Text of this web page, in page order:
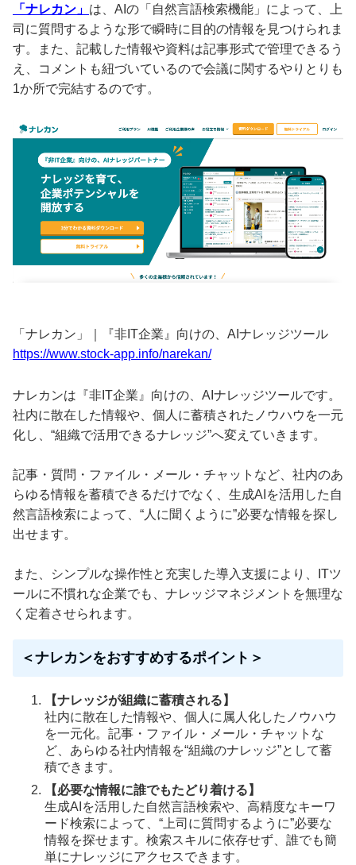
「ナレカン」 は、AIの「自然言語検索機能」によって、上
司に質問するような形で瞬時に目的の情報を見つけられま
す。また、記載した情報や資料は記事形式で管理できるう
え、コメントも紐づいているので会議に関するやりとりも
1か所で完結するのです。
「ナレカン」｜『非IT企業』向けの、AIナレッジツール
https://www.stock-app.info/narekan/
ナレカンは『非IT企業』向けの、AIナレッジツールです。
社内に散在した情報や、個人に蓄積されたノウハウを一元
化し、“組織で活用できるナレッジ”へ変えていきます。
記事・質問・ファイル・メール・チャットなど、社内のあ
らゆる情報を蓄積できるだけでなく、生成AIを活用した自
然言語検索によって、“人に聞くように”必要な情報を探し
出せます。
また、シンプルな操作性と充実した導入支援により、ITツ
ールに不慣れな企業でも、ナレッジマネジメントを無理な
く定着させられます。
＜ナレカンをおすすめするポイント＞
【ナレッジが組織に蓄積される】
社内に散在した情報や、個人に属人化したノウハウ
を一元化。記事・ファイル・メール・チャットな
ど、あらゆる社内情報を“組織のナレッジ”として蓄
積できます。
【必要な情報に誰でもたどり着ける】
生成AIを活用した自然言語検索や、高精度なキーワ
ード検索によって、“上司に質問するように”必要な
情報を探せます。検索スキルに依存せず、誰でも簡
単にナレッジにアクセスできます。